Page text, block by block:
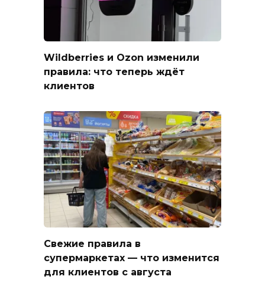
Wildberries и Ozon изменили
правила: что теперь ждёт
клиентов
Свежие правила в
супермаркетах — что изменится
для клиентов с августа